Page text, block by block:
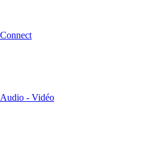
Connect
Audio - Vidéo